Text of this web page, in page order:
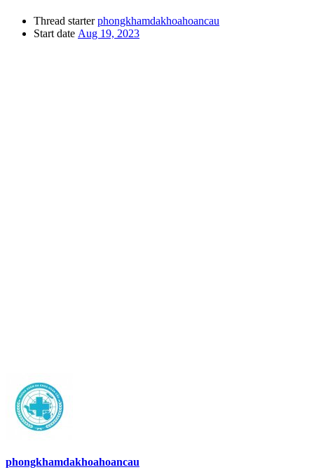
Thread starter phongkhamdakhoahoancau
Start date Aug 19, 2023
phongkhamdakhoahoancau